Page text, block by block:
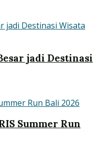
jadi Destinasi
Summer Run